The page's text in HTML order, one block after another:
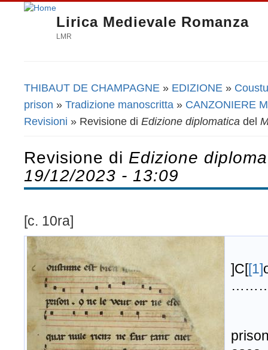
Lirica Medievale Romanza
LMR
Tu sei qui
THIBAUT DE CHAMPAGNE » EDIZIONE »
prison » Tradizione manoscritta » CANZONIERE M
Revisioni » Revisione di Edizione diplomatica del
Revisione di Edizione
19/12/2023 - 13:09
[c. 10ra]
]C[[1]